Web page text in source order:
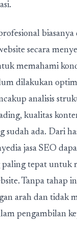
secara
memahami
dilakukan
analisis
kualitas
sudah ada. Dari
jasa SEO
paling tepat untuk
Tanpa tahap
arah dan tidak
pengambilan